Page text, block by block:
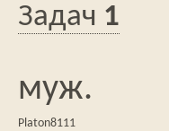
1
муж.
Platon8111